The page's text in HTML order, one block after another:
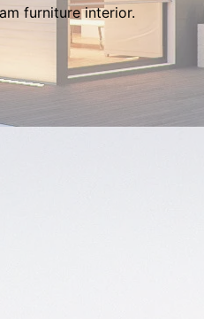
furniture interior.